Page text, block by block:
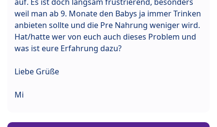
auf. Es ist doch langsam frustrierend, besonders
weil man ab 9. Monate den Babys ja immer Trinken
anbieten sollte und die Pre Nahrung weniger wird.
Hat/hatte wer von euch auch dieses Problem und
was ist eure Erfahrung dazu?
Liebe Grüße
Mi